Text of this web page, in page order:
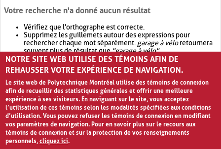
Votre recherche n'a donné aucun résultat
Vérifiez que l'orthographe est correcte.
Supprimez les guillemets autour des expressions pour
rechercher chaque mot séparément. garage à véloretournera
souvent plus de résultat que"garage à vélo".
Envisagez d'élargir votre recherche avec OR.garage OR vélo
retournera souvent plus de résultat quegarage à vélo
NOTRE SITE WEB UTILISE DES TÉMOINS AFIN DE
REHAUSSER VOTRE EXPÉRIENCE DE NAVIGATION.
Le site web de Polytechnique Montréal utilise des témoins de connexion
afin de recueillir des statistiques générales et offrir une meilleure
expérience à ses visiteurs. En naviguant sur le site, vous acceptez
l’utilisation de ces témoins selon les modalités spécifiées aux conditions
d’utilisation. Vous pouvez refuser les témoins de connexion en modifiant
vos paramètres de navigation. Pour en savoir plus sur le recours aux
témoins de connexion et sur la protection de vos renseignements
personnels,cliquez ici.